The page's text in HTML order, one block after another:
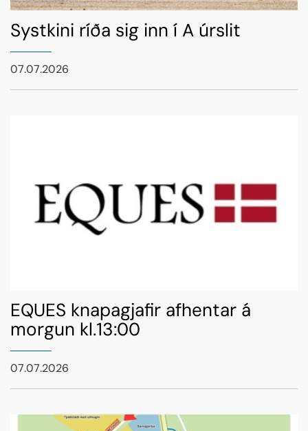
Systkini ríða sig inn í A úrslit
07.07.2026
EQUES knapagjafir afhentar á
morgun kl.13:00
07.07.2026